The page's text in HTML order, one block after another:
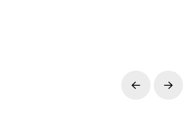
Prev Next